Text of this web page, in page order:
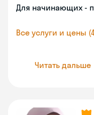
Для начинающих -
Все услуги и цены
Читать дальше